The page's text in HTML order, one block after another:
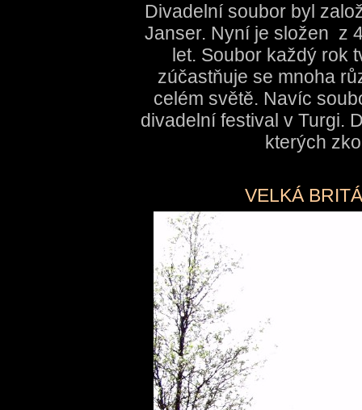
Divadelní soubor byl
Janser. Nyní je složen z
let. Soubor každý rok
zúčastňuje se mnoha
celém světě. Navíc
divadelní festival v Turgi.
kterých
VELKÁ